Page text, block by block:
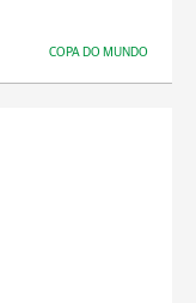
COPA DO MUNDO